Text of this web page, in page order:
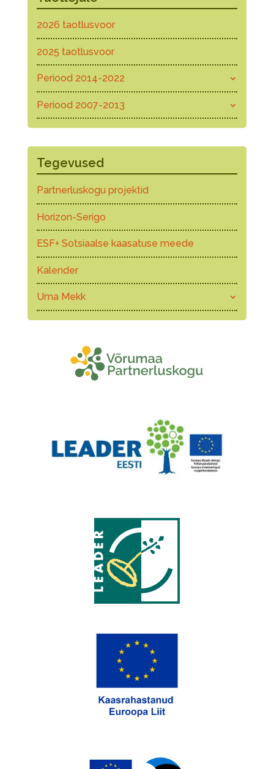
2026 taotlusvoor
2025 taotlusvoor
Periood 2014-2022
Periood 2007-2013
Tegevused
Partnerluskogu projektid
Horizon-Serigo
ESF+ Sotsiaalse kaasatuse meede
Kalender
Uma Mekk